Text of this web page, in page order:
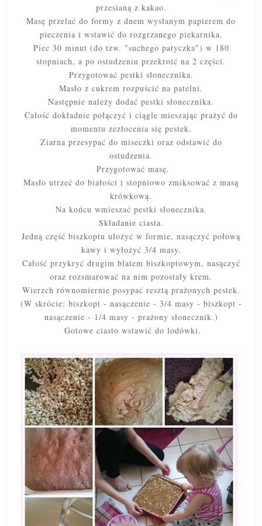
przesianą z kakao.
Masę przelać do formy z dnem wysłanym papierem do
pieczenia i wstawić do rozgrzanego piekarnika.
Piec 30 minut (do tzw. "suchego patyczka") w 180
stopniach, a po ostudzeniu przekroić na 2 części.
Przygotować pestki słonecznika.
Masło z cukrem rozpuścić na patelni.
Następnie należy dodać pestki słonecznika.
Całość dokładnie połączyć i ciągle mieszając prażyć do
momentu zezłocenia się pestek.
Ziarna przesypać do miseczki oraz odstawić do
ostudzenia.
Przygotować masę.
Masło utrzeć do białości i stopniowo zmiksować z masą
krówkową.
Na końcu wmieszać pestki słonecznika.
Składanie ciasta.
Jedną część biszkoptu ułożyć w formie, nasączyć połową
kawy i wyłożyć 3/4 masy.
Całość przykryć drugim blatem biszkoptowym, nasączyć
oraz rozsmarować na nim pozostały krem.
Wierzch równomiernie posypać resztą prażonych pestek.
(W skrócie: biszkopt - nasączenie - 3/4 masy - biszkopt -
nasączenie - 1/4 masy - prażony słonecznik.)
Gotowe ciasto wstawić do lodówki.